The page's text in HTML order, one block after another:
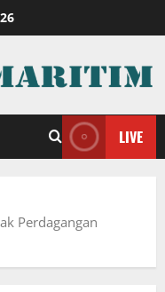
LIVE
Perdagangan